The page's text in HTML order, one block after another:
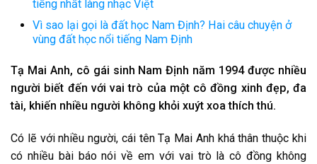
tiếng nhất làng nhạc Việt
Vì sao lại gọi là đất học Nam Định? Hai câu chuyện ở
vùng đất học nổi tiếng Nam Định
Tạ Mai Anh, cô gái sinh Nam Định năm 1994 được nhiều
người biết đến với vai trò của một cô đồng xinh đẹp, đa
tài, khiến nhiều người không khỏi xuýt xoa thích thú.
Có lẽ với nhiều người, cái tên Tạ Mai Anh khá thân thuộc khi
có nhiều bài báo nói về em với vai trò là cô đồng không